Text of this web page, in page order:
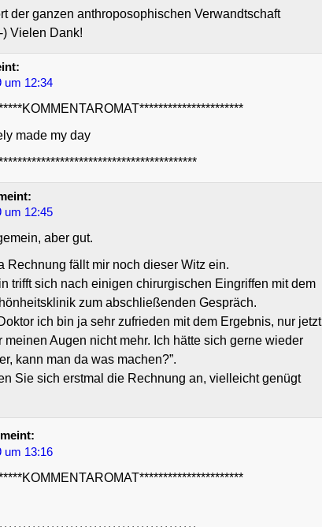
der ganzen anthroposophischen Verwandtschaft
) Vielen Dank!
um 12:34
made my day
um 12:45
aber gut.
Rechnung fällt mir noch dieser Witz ein.
trifft sich nach einigen chirurgischen Eingriffen mit dem
zum abschließenden Gespräch.
ich bin ja sehr zufrieden mit dem Ergebnis, nur jetzt
meinen Augen nicht mehr. Ich hätte sich gerne wieder
kann man da was machen?”.
Sie sich erstmal die Rechnung an, vielleicht genügt
meint:
um 13:16